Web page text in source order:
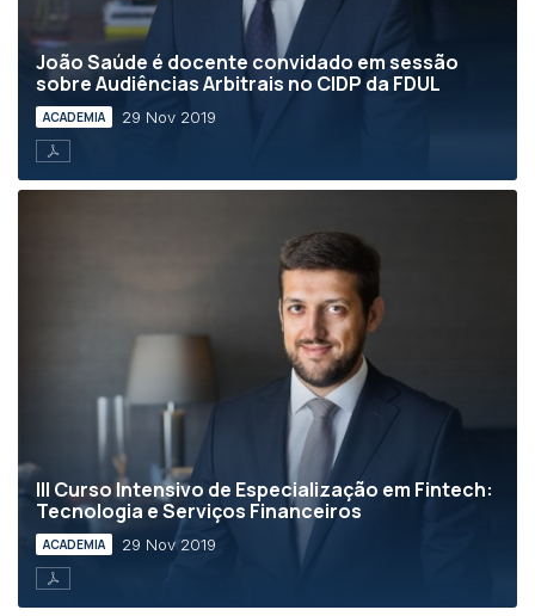
João Saúde é docente convidado em sessão
sobre Audiências Arbitrais no CIDP da FDUL
ACADEMIA 29 Nov 2019
III Curso Intensivo de Especialização em Fintech:
Tecnologia e Serviços Financeiros
ACADEMIA 29 Nov 2019